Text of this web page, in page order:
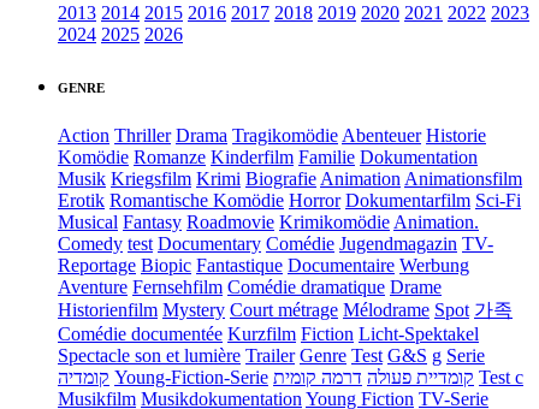
2013 2014 2015 2016 2017 2018 2019 2020 2021 2022 2023
2024 2025 2026
GENRE
Action Thriller Drama Tragikomödie Abenteuer Historie
Komödie Romanze Kinderfilm Familie Dokumentation
Musik Kriegsfilm Krimi Biografie Animation Animationsfilm
Erotik Romantische Komödie Horror Dokumentarfilm Sci-Fi
Musical Fantasy Roadmovie Krimikomödie Animation.
Comedy test Documentary Comédie Jugendmagazin TV-
Reportage Biopic Fantastique Documentaire Werbung
Aventure Fernsehfilm Comédie dramatique Drame
Historienfilm Mystery Court métrage Mélodrame Spot 가족
Comédie documentée Kurzfilm Fiction Licht-Spektakel
Spectacle son et lumière Trailer Genre Test G&S g Serie
קומדיה Young-Fiction-Serie קומדיית פעולה דרמה קומית
Test c
Musikfilm Musikdokumentation Young Fiction TV-Serie